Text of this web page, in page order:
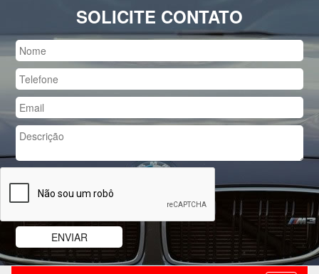
SOLICITE CONTATO